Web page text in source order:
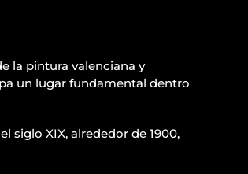
la pintura valenciana y
un lugar fundamental dentro
siglo XIX, alrededor de 1900,